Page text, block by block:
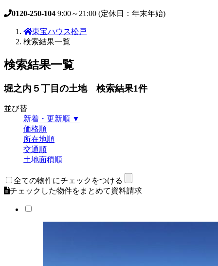
0120-250-104 9:00～21:00 (定休日：年末年始)
東宝ハウス松戸
検索結果一覧
検索結果一覧
堀之内５丁目の土地 検索結果1件
並び替
新着・更新順 ▼
価格順
所在地順
交通順
土地面積順
全ての物件にチェックをつける
チェックした物件をまとめて資料請求